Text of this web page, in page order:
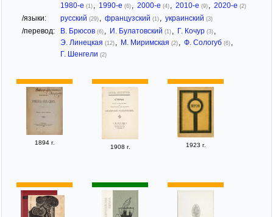
1980-е (1) 1990-е (6) 2000-е (4) 2010-е (9) 2020-е (2)
/языки: русский (29) французский (1) украинский (3)
/перевод: В. Брюсов (6) И. Булатовский (1) Г. Кочур (3)
Э. Линецкая (12) М. Миримская (2) Ф. Сологуб (6)
Г. Шенгели (2)
1894 г.
1908 г. 1923 г.